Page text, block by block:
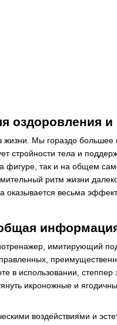
оздоровления
Мы гораздо большее
стройности тела и
фигуре, так и на общем
ритм жизни
оказывается весьма
имитирующий
в использовании,
икроножные и
воздействиями и